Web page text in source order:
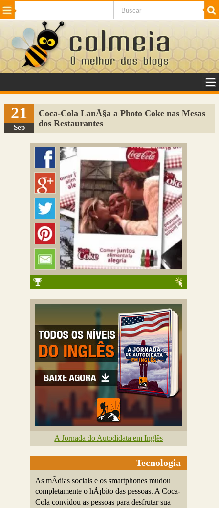
Beleza Cinema e TV
Internet Jogos NotÃ­cias SaÃºde
VeÃ­culos Adulto
Sugerir Link
Adicionar Blog
Colmeia Exchange
Perguntas Frequentes
21
Sep
Coca-Cola LanÃ§a a Photo Coke nas Mesas
dos Restaurantes
A Jornada do Autodidata em Inglês
Tecnologia
As mÃ­dias sociais e os smartphones mudou
completamente o hÃ¡bito das pessoas. A Coca-
Cola convidou as pessoas para desfrutar sua